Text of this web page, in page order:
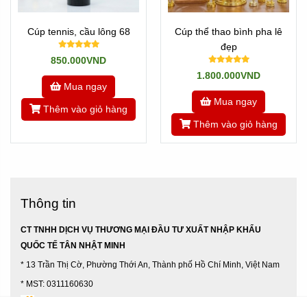
Cúp tennis, cầu lông 68
850.000VND
Mua ngay
Thêm vào giỏ hàng
Cúp thể thao bình pha lê
đẹp
1.800.000VND
Mua ngay
Thêm vào giỏ hàng
Thông tin
CT TNHH DỊCH VỤ THƯƠNG MẠI ĐẦU TƯ XUẤT NHẬP KHẨU
QUỐC TẾ TÂN NHẬT MINH
* 13 Trần Thị Cờ, Phường Thới An, Thành phố Hồ Chí Minh, Việt Nam
* MST: 0311160630